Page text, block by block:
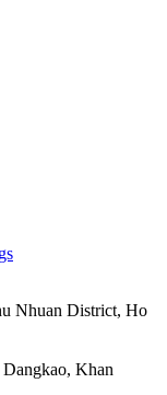
Nhuan District, Ho
Khan